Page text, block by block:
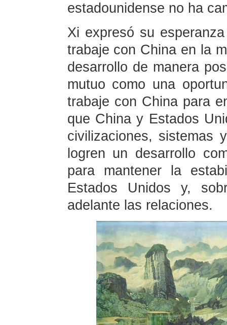
estadounidense no ha
Xi expresó su
trabaje con China en la
desarrollo de manera
mutuo como una
trabaje con China para
que China y Estados
civilizaciones, sistemas
logren un desarrollo
para mantener la
Estados Unidos y,
adelante las relaciones.